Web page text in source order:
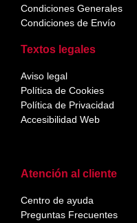
Atención al cliente
Centro de ayuda
Preguntas Frecuentes
Condiciones Generales
Condiciones de Envío
Textos legales
Aviso legal
Política de Cookies
Política de Privacidad
Accesibilidad Web